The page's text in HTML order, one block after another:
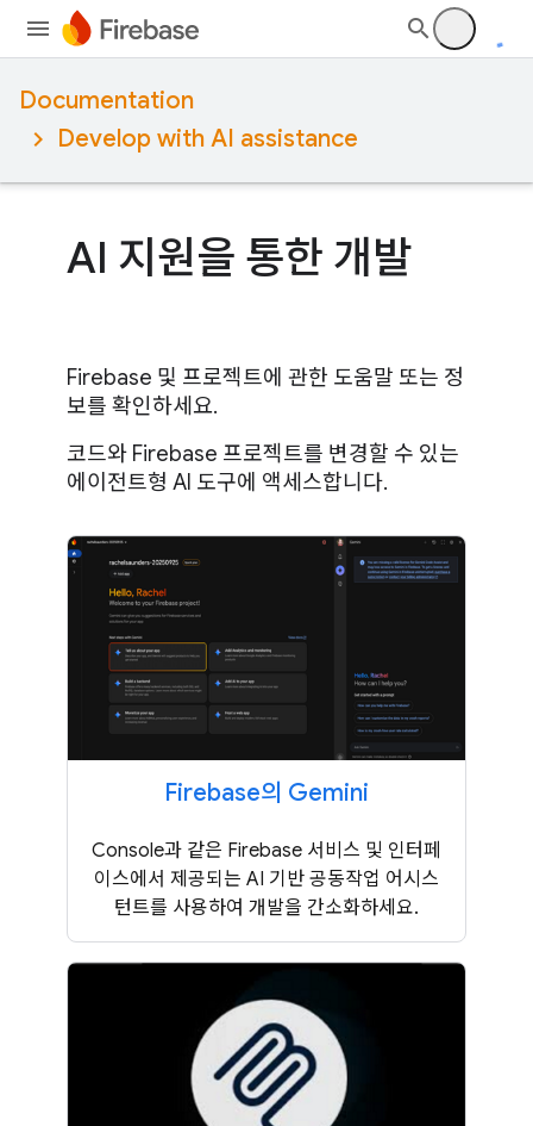
Documentation
Develop with AI assistance
AI 지원을 통한 개발
Firebase 및 프로젝트에 관한 도움말 또는 정
보를 확인하세요.
코드와 Firebase 프로젝트를 변경할 수 있는
에이전트형 AI 도구에 액세스합니다.
Firebase의 Gemini
Console과 같은 Firebase 서비스 및 인터페
이스에서 제공되는 AI 기반 공동작업 어시스
턴트를 사용하여 개발을 간소화하세요.